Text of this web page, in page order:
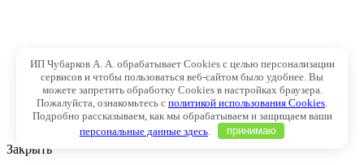
Закрыть
ИП Чубарков А. А. обрабатывает Cookies с целью персонализации
сервисов и чтобы пользоваться веб-сайтом было удобнее. Вы
можете запретить обработку Cookies в настройках браузера.
Пожалуйста, ознакомьтесь с политикой использования Cookies
Подробно рассказываем, как мы обрабатываем и защищаем ваши
персональные данные здесь. принимаю